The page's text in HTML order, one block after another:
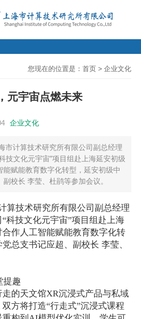
您现在的位置是： 首页 > 企业文化
元宇宙点燃未来
企业文化
市计算技术研究所有限公司副总经理
技文化元宇宙”项目组赴上海延安初级
能赋能教育数字化转型，延安初级中
校长 李莹、杜鹃等参加会议。
算技术研究所有限公司副总经理
科技文化元宇宙”项目组赴上海
作人工智能赋能教育数字化转
总支书记应超、副校长 李莹、
提趣
的天文馆XR沉浸式产品与私域
方将打造“行走式”沉浸式课程